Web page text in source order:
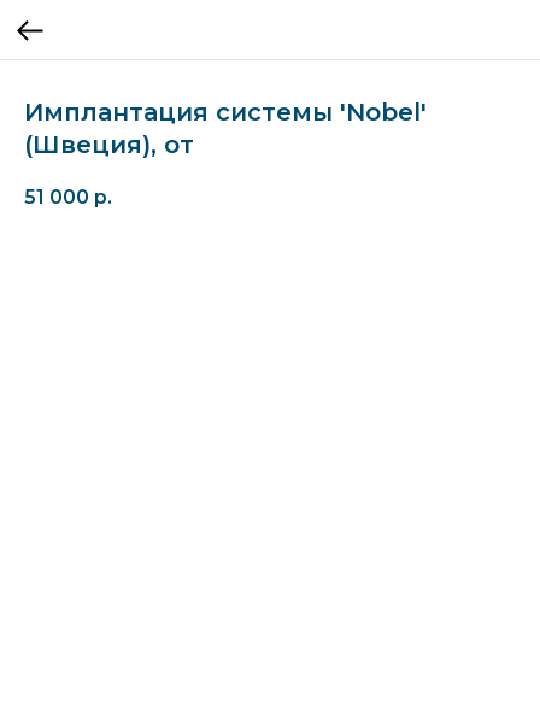
Имплантация системы 'Nobel'
(Швеция), от
51 000 р.